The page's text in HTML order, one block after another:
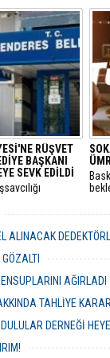
icra takibi
“Ödeme emri
geç haberdar
usulsüz tebligat
dikkat
kaldı.
RÜŞVET
BAŞKANI
SEVK EDİLDİ
gözaltına
bulunduğu 16
ALINACAK
AĞIRLADI
TAHLİYE KARARI
DERNEĞİ